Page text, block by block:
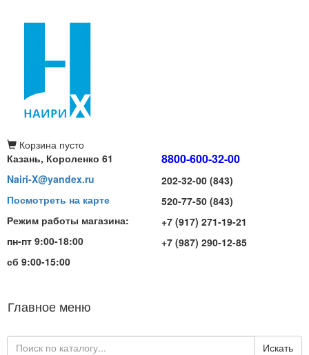
Корзина пусто
Казань, Короленко 61
Nairi-X@yandex.ru
Посмотреть на карте
Режим работы магазина:
пн-пт 9:00-18:00
сб 9:00-15:00
8800-600-32-00
202-32-00 (843)
520-77-50 (843)
+7 (917) 271-19-21
+7 (987) 290-12-85
Главное меню
Искать